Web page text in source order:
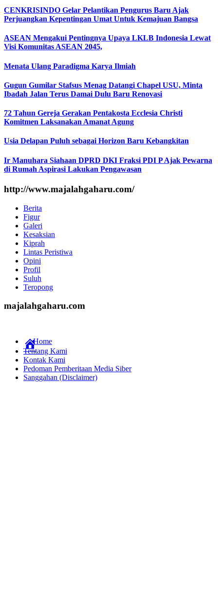
CENKRISINDO Gelar Pelantikan Pengurus Baru Ajak
Perjuangkan Kepentingan Umat Untuk Kemajuan Bangsa
ASEAN Mengakui Pentingnya Upaya LKLB Indonesia Lewat
Visi Komunitas ASEAN 2045,
Menata Ulang Paradigma Karya Ilmiah
Gugun Gumilar Stafsus Menag Datangi Chapel USU, Minta
Ibadah Jalan Terus Damai Dulu Baru Renovasi
72 Tahun Gereja Gerakan Pentakosta Ecclesia Christi
Komitmen Laksanakan Amanat Agung
Usia Delapan Puluh sebagai Horizon Baru Kebangkitan
Ir Manuhara Siahaan DPRD DKI Fraksi PDI P Ajak Pewarna
di Rumah Aspirasi Lakukan Pengawasan
http://www.majalahgaharu.com/
Berita
Figur
Galeri
Kesaksian
Kiprah
Lintas Peristiwa
Opini
Profil
Suluh
Teropong
majalahgaharu.com
Home
Tentang Kami
Kontak Kami
Pedoman Pemberitaan Media Siber
Sanggahan (Disclaimer)